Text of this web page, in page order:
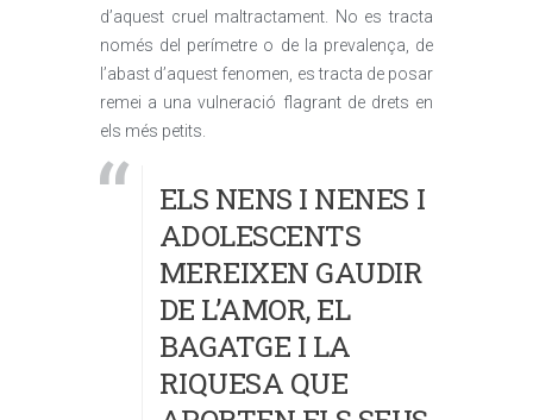
d’aquest cruel maltractament. No es tracta
només del perímetre o de la prevalença, de
l’abast d’aquest fenomen, es tracta de posar
remei a una vulneració flagrant de drets en
els més petits.
ELS NENS I NENES I
ADOLESCENTS
MEREIXEN GAUDIR
DE L’AMOR, EL
BAGATGE I LA
RIQUESA QUE